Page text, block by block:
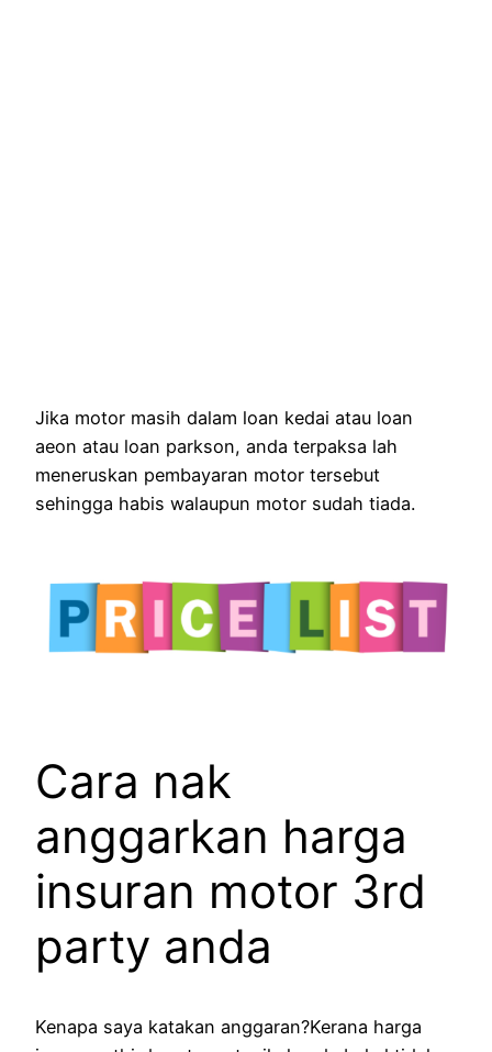
Jika motor masih dalam loan kedai atau loan
aeon atau loan parkson, anda terpaksa lah
meneruskan pembayaran motor tersebut
sehingga habis walaupun motor sudah tiada.
Cara nak
anggarkan harga
insuran motor 3rd
party anda
Kenapa saya katakan anggaran?Kerana harga